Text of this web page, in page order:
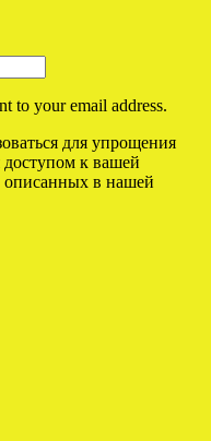
to your email address.
для упрощения
к вашей
описанных в нашей